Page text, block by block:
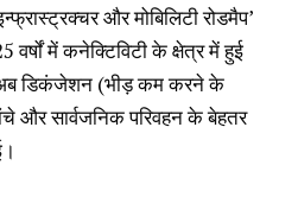
और मोबिलिटी रोडमैप’
में कनेक्टिविटी के क्षेत्र में हुई
डिकंजेशन (भीड़ कम करने के
और सार्वजनिक परिवहन के बेहतर